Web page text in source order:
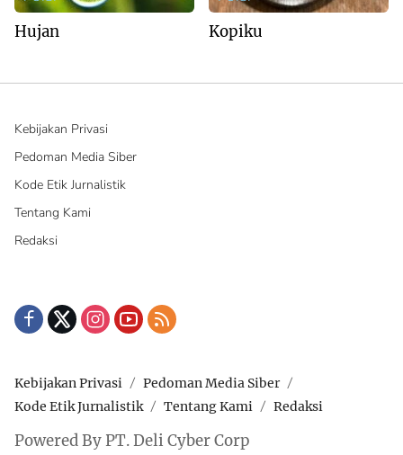
Hujan Kopiku
Kebijakan Privasi
Pedoman Media Siber
Kode Etik Jurnalistik
Tentang Kami
Redaksi
Kebijakan Privasi
Pedoman Media Siber
Kode Etik Jurnalistik
Tentang Kami Redaksi
Powered By PT. Deli Cyber Corp